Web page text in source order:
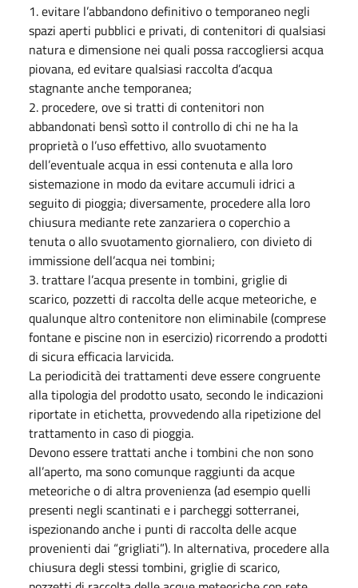
1. evitare l’abbandono definitivo o temporaneo negli
spazi aperti pubblici e privati, di contenitori di qualsiasi
natura e dimensione nei quali possa raccogliersi acqua
piovana, ed evitare qualsiasi raccolta d’acqua
stagnante anche temporanea;
2. procedere, ove si tratti di contenitori non
abbandonati bensì sotto il controllo di chi ne ha la
proprietà o l’uso effettivo, allo svuotamento
dell’eventuale acqua in essi contenuta e alla loro
sistemazione in modo da evitare accumuli idrici a
seguito di pioggia; diversamente, procedere alla loro
chiusura mediante rete zanzariera o coperchio a
tenuta o allo svuotamento giornaliero, con divieto di
immissione dell’acqua nei tombini;
3. trattare l’acqua presente in tombini, griglie di
scarico, pozzetti di raccolta delle acque meteoriche, e
qualunque altro contenitore non eliminabile (comprese
fontane e piscine non in esercizio) ricorrendo a prodotti
di sicura efficacia larvicida.
La periodicità dei trattamenti deve essere congruente
alla tipologia del prodotto usato, secondo le indicazioni
riportate in etichetta, provvedendo alla ripetizione del
trattamento in caso di pioggia.
Devono essere trattati anche i tombini che non sono
all’aperto, ma sono comunque raggiunti da acque
meteoriche o di altra provenienza (ad esempio quelli
presenti negli scantinati e i parcheggi sotterranei,
ispezionando anche i punti di raccolta delle acque
provenienti dai “grigliati”). In alternativa, procedere alla
chiusura degli stessi tombini, griglie di scarico,